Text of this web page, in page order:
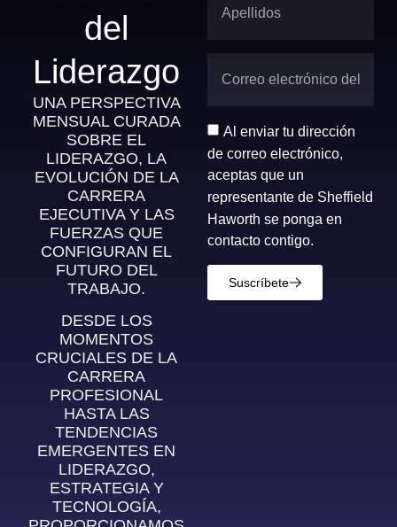
del
Liderazgo
UNA PERSPECTIVA
MENSUAL CURADA
SOBRE EL
LIDERAZGO, LA
EVOLUCIÓN DE LA
CARRERA
EJECUTIVA Y LAS
FUERZAS QUE
CONFIGURAN EL
FUTURO DEL
TRABAJO.
DESDE LOS
MOMENTOS
CRUCIALES DE LA
CARRERA
PROFESIONAL
HASTA LAS
TENDENCIAS
EMERGENTES EN
LIDERAZGO,
ESTRATEGIA Y
TECNOLOGÍA,
Al enviar tu dirección
de correo electrónico,
aceptas que un
representante de Sheffield
Haworth se ponga en
contacto contigo.
Suscríbete